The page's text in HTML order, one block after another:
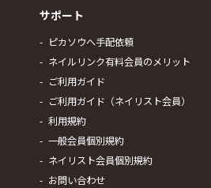
サポート
ピカソウへ手配依頼
ネイルリンク有料会員のメリット
ご利用ガイド
ご利用ガイド（ネイリスト会員）
利用規約
一般会員個別規約
ネイリスト会員個別規約
お問い合わせ